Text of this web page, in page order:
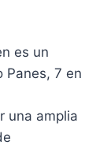
es un
Panes, 7 en
una amplia